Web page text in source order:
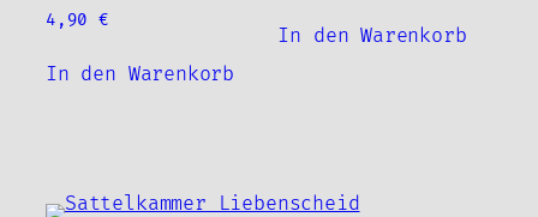
Produktseite
4,90€
In den Warenkorb
In den Warenkorb